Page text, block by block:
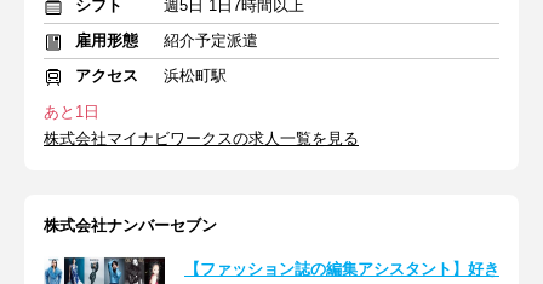
シフト
週5日 1日7時間以上
雇用形態
紹介予定派遣
アクセス
浜松町駅
あと1日
株式会社マイナビワークスの求人一覧を見る
株式会社ナンバーセブン
【ファッション誌の編集アシスタント】好き